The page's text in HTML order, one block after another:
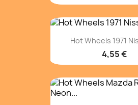
Hot Wheels 1971
4,55 €